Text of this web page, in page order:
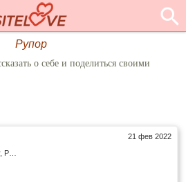
Рупор
о себе и поделиться своими
21 фев 2022
Санкт-Петербург, Россия